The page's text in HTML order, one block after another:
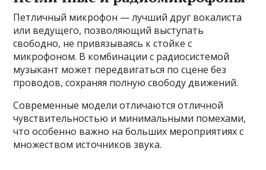
Петличный микрофон — лучший друг вокалиста
или ведущего, позволяющий выступать
свободно, не привязываясь к стойке с
микрофоном. В комбинации с радиосистемой
музыкант может передвигаться по сцене без
проводов, сохраняя полную свободу движений.
Современные модели отличаются отличной
чувствительностью и минимальными помехами,
что особенно важно на больших мероприятиях с
множеством источников звука.